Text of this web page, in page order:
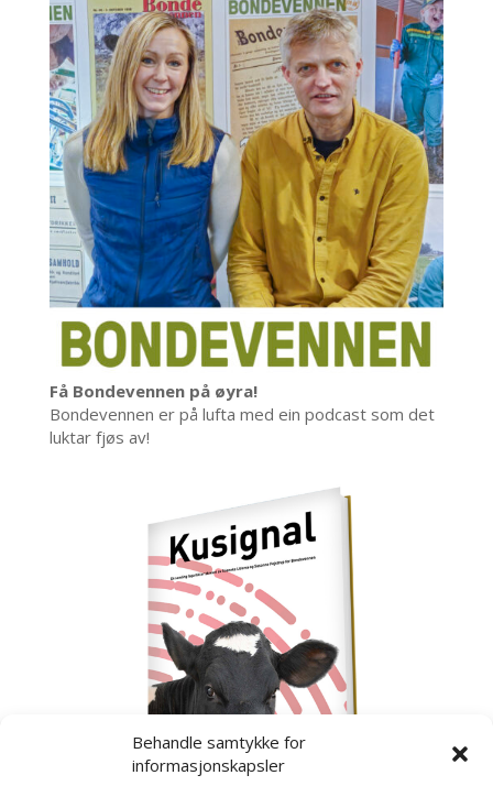
Behandle samtykke for
informasjonskapsler
Få Bondevennen på øyra!
Bondevennen er på lufta med ein podcast som det
luktar fjøs av!